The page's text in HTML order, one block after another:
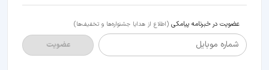
عضویت در خبرنامه پیامکی (اطلاع از هدایا جشنواره‌ها و تخفیف‌ها)
شماره موبایل عضویت